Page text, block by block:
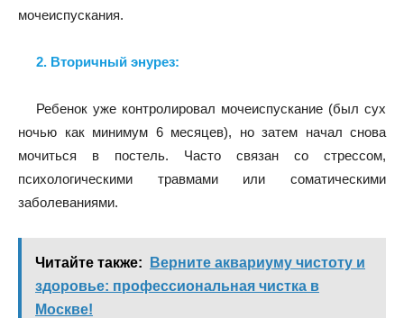
мочеиспускания.
2. Вторичный энурез:
Ребенок уже контролировал мочеиспускание (был сух
ночью как минимум 6 месяцев), но затем начал снова
мочиться в постель. Часто связан со стрессом,
психологическими травмами или соматическими
заболеваниями.
Читайте также:
Верните аквариуму чистоту и
здоровье: профессиональная чистка в
Москве!